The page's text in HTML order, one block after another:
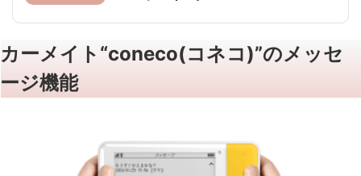
カーメイト“coneco(コネコ)”のメッセ
ージ機能